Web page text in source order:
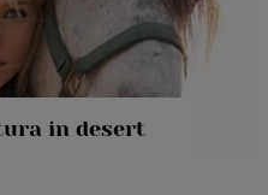
in desert